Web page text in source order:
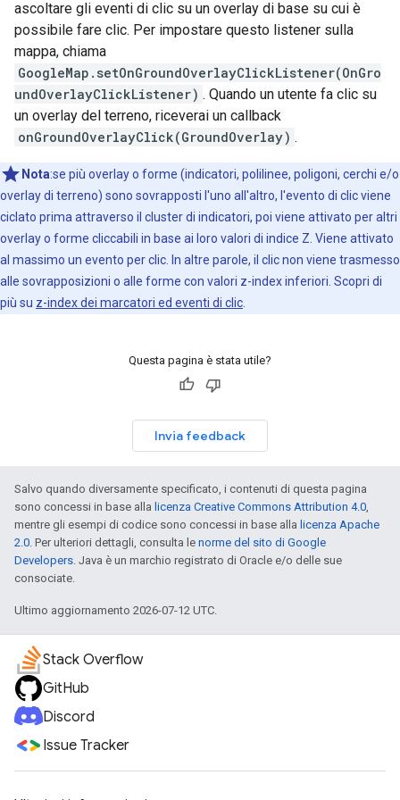
ascoltare gli eventi di clic su un overlay di base su cui è
possibile fare clic. Per impostare questo listener sulla
mappa, chiama
GoogleMap.setOnGroundOverlayClickListener(OnGro
undOverlayClickListener) . Quando un utente fa clic su
un overlay del terreno, riceverai un callback
onGroundOverlayClick(GroundOverlay) .
Nota:se più overlay o forme (indicatori, polilinee, poligoni, cerchi e/o
overlay di terreno) sono sovrapposti l'uno all'altro, l'evento di clic viene
ciclato prima attraverso il cluster di indicatori, poi viene attivato per altri
overlay o forme cliccabili in base ai loro valori di indice Z. Viene attivato
al massimo un evento per clic. In altre parole, il clic non viene trasmesso
alle sovrapposizioni o alle forme con valori z-index inferiori. Scopri di
più su z-index dei marcatori ed eventi di clic.
Questa pagina è stata utile?
Invia feedback
Salvo quando diversamente specificato, i contenuti di questa pagina
sono concessi in base alla licenza Creative Commons Attribution 4.0,
mentre gli esempi di codice sono concessi in base alla licenza Apache
2.0. Per ulteriori dettagli, consulta le norme del sito di Google
Developers. Java è un marchio registrato di Oracle e/o delle sue
consociate.
Ultimo aggiornamento 2026-07-12 UTC.
Stack Overflow
GitHub
Discord
Issue Tracker